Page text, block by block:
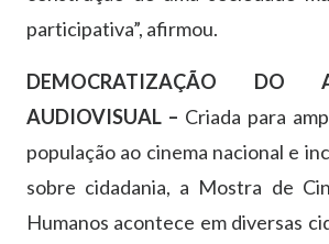
participativa”, afirmou.
DEMOCRATIZAÇÃO DO
AUDIOVISUAL – Criada para
população ao cinema nacional e
sobre cidadania, a Mostra de
Humanos acontece em diversas